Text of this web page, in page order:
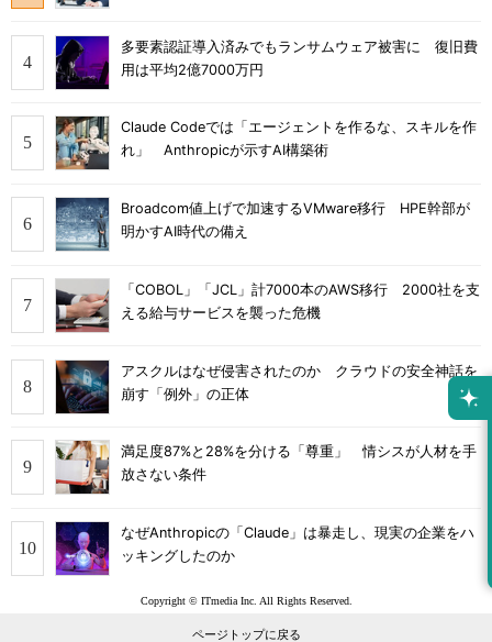
多要素認証導入済みでもランサムウェア被害に 復旧費
用は平均2億7000万円
Claude Codeでは「エージェントを作るな、スキルを作
れ」 Anthropicが示すAI構築術
Broadcom値上げで加速するVMware移行 HPE幹部が
明かすAI時代の備え
「COBOL」「JCL」計7000本のAWS移行 2000社を支
える給与サービスを襲った危機
アスクルはなぜ侵害されたのか クラウドの安全神話を
崩す「例外」の正体
満足度87%と28%を分ける「尊重」 情シスが人材を手
放さない条件
なぜAnthropicの「Claude」は暴走し、現実の企業をハ
ッキングしたのか
Copyright © ITmedia Inc. All Rights Reserved.
ページトップに戻る